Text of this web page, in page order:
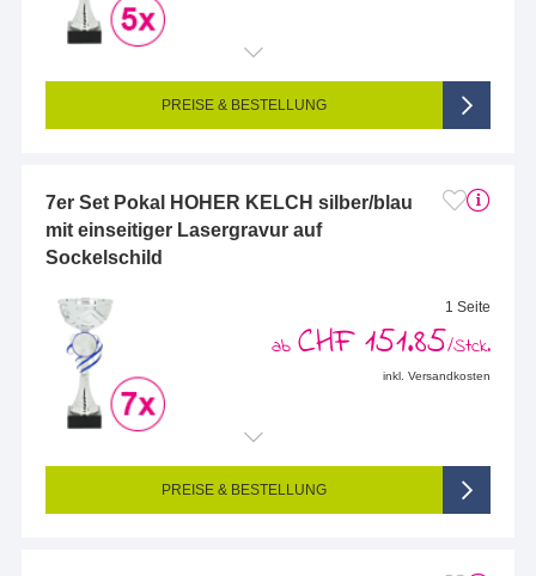
Endformat (bedruckte Fläche): 58 x 25 mm
Seitigkeit: 1-seitig (Vorderseite graviert, Rückseite nicht graviert)
Einseitig graviert
PREISE & BESTELLUNG
7er Set Pokal HOHER KELCH silber/blau
mit einseitiger Lasergravur auf
Sockelschild
1 Seite
ab CHF 151.85/Stck.
inkl. Versandkosten
Endformat (bedruckte Fläche): 48 x 23 mm
Seitigkeit: 1-seitig (Vorderseite graviert, Rückseite nicht graviert)
Einseitig graviert
PREISE & BESTELLUNG